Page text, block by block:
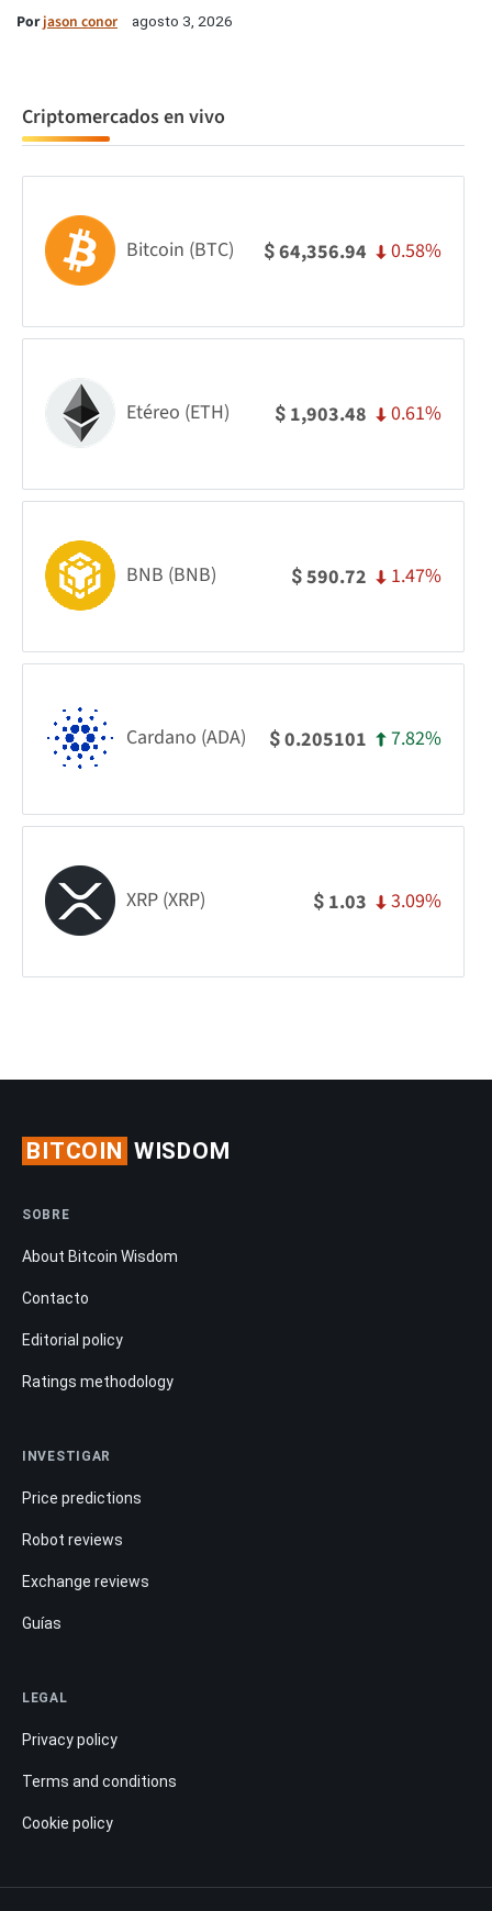
Porjason conor agosto 3, 2026
Criptomercados en vivo
Bitcoin (BTC) $64,356.94 0.58%
Etéreo (ETH) $ 1,903.48 0.61%
BNB (BNB) $590.72 1.47%
Cardano (ADA) $0.205101 7.82%
XRP (XRP) $ 1.03 3.09%
BITCOIN WISDOM
SOBRE
About Bitcoin Wisdom
Contacto
Editorial policy
Ratings methodology
INVESTIGAR
Price predictions
Robot reviews
Exchange reviews
Guías
LEGAL
Privacy policy
Terms and conditions
Cookie policy